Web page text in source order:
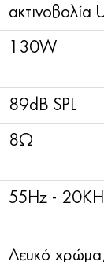
ακτινοβολία
130W
89dB SPL
8Ω
55Hz -
Λευκό